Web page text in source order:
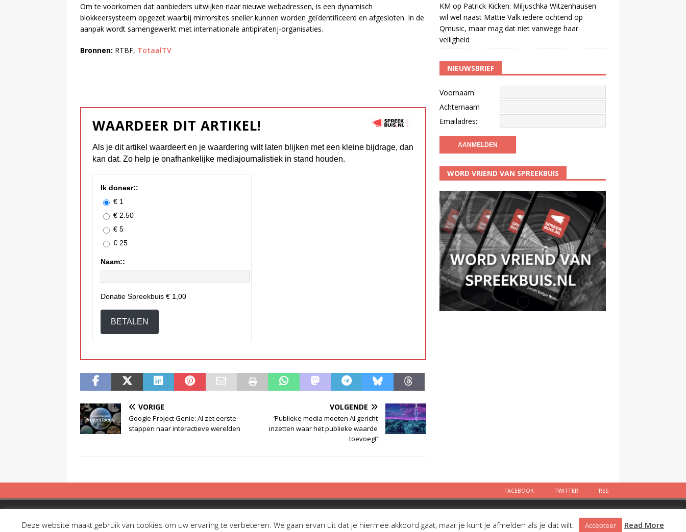
Om te voorkomen dat aanbieders uitwijken naar nieuwe webadressen, is een dynamisch
blokkeersysteem opgezet waarbij mirrorsites sneller kunnen worden geïdentificeerd en afgesloten. In de
aanpak wordt samengewerkt met internationale antipiraterij-organisaties.
Bronnen: RTBF, TotaalTV
WAARDEER DIT ARTIKEL!
Als je dit artikel waardeert en je waardering wilt laten blijken met een kleine bijdrage, dan
kan dat. Zo help je onafhankelijke mediajournalistiek in stand houden.
Ik doneer::
€ 1
€ 2.50
€ 5
€ 25
Naam::
Donatie Spreekbuis € 1,00
BETALEN
VORIGE
Google Project Genie: AI zet eerste
stappen naar interactieve werelden
VOLGENDE
‘Publieke media moeten AI gericht
inzetten waar het publieke waarde
toevoegt’
KM op Patrick Kicken: Miljuschka Witzenhausen
wil wel naast Mattie Valk iedere ochtend op
Qmusic, maar mag dat niet vanwege haar
veiligheid
NIEUWSBRIEF
Voornaam
Achternaam
Emailadres:
WORD VRIEND VAN SPREEKBUIS
FACEBOOK TWITTER RSS
Twitter RSS
Deze website maakt gebruik van cookies om uw ervaring te verbeteren. We gaan ervan uit dat je hiermee akkoord gaat, maar je kunt je afmelden als je dat wilt. Accepteer Read More